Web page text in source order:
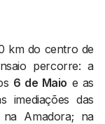
km do centro de
percorre: a
6 de Maio e as
imediações das
na Amadora; na